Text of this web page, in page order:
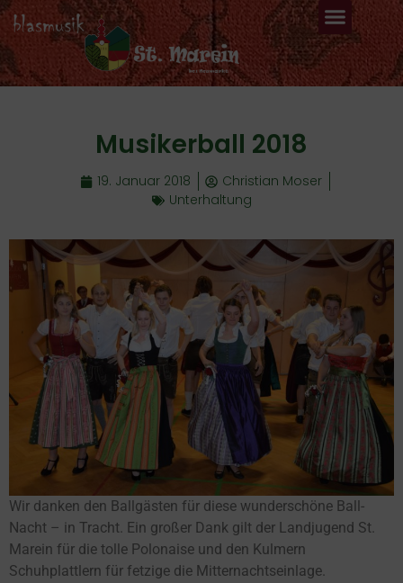
Musikerball 2018
19. Januar 2018
Christian Moser
Unterhaltung
Wir danken den Ballgästen für diese wunderschöne Ball-
Nacht – in Tracht. Ein großer Dank gilt der Landjugend St.
Marein für die tolle Polonaise und den Kulmern
Schuhplattlern für fetzige die Mitternachtseinlage.